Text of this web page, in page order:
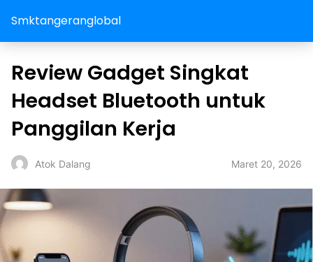
Smktangeranglobal
Review Gadget Singkat
Headset Bluetooth untuk
Panggilan Kerja
Atok Dalang Maret 20, 2026